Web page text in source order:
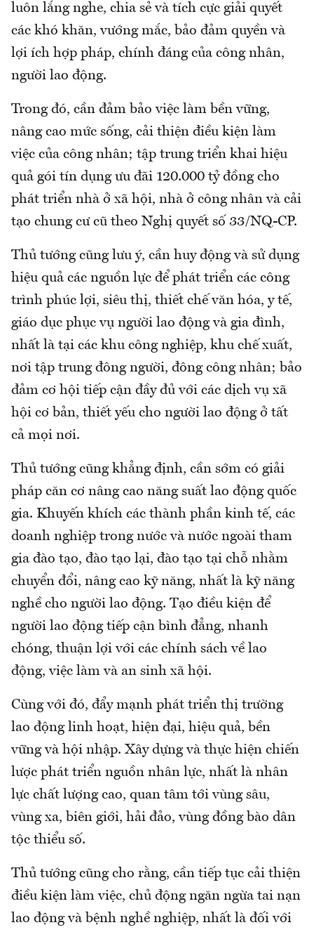
luôn lắng nghe, chia sẻ và tích cực giải quyết
các khó khăn, vướng mắc, bảo đảm quyền và
lợi ích hợp pháp, chính đáng của công nhân,
người lao động.
Trong đó, cần đảm bảo việc làm bền vững,
nâng cao mức sống, cải thiện điều kiện làm
việc của công nhân; tập trung triển khai hiệu
quả gói tín dụng ưu đãi 120.000 tỷ đồng cho
phát triển nhà ở xã hội, nhà ở công nhân và cải
tạo chung cư cũ theo Nghị quyết số 33/NQ-CP.
Thủ tướng cũng lưu ý, cần huy động và sử dụng
hiệu quả các nguồn lực để phát triển các công
trình phúc lợi, siêu thị, thiết chế văn hóa, y tế,
giáo dục phục vụ người lao động và gia đình,
nhất là tại các khu công nghiệp, khu chế xuất,
nơi tập trung đông người, đông công nhân; bảo
đảm cơ hội tiếp cận đầy đủ với các dịch vụ xã
hội cơ bản, thiết yếu cho người lao động ở tất
cả mọi nơi.
Thủ tướng cũng khẳng định, cần sớm có giải
pháp căn cơ nâng cao năng suất lao động quốc
gia. Khuyến khích các thành phần kinh tế, các
doanh nghiệp trong nước và nước ngoài tham
gia đào tạo, đào tạo lại, đào tạo tại chỗ nhằm
chuyển đổi, nâng cao kỹ năng, nhất là kỹ năng
nghề cho người lao động. Tạo điều kiện để
người lao động tiếp cận bình đẳng, nhanh
chóng, thuận lợi với các chính sách về lao
động, việc làm và an sinh xã hội.
Cùng với đó, đẩy mạnh phát triển thị trường
lao động linh hoạt, hiện đại, hiệu quả, bền
vững và hội nhập. Xây dựng và thực hiện chiến
lược phát triển nguồn nhân lực, nhất là nhân
lực chất lượng cao, quan tâm tới vùng sâu,
vùng xa, biên giới, hải đảo, vùng đồng bào dân
tộc thiểu số.
Thủ tướng cũng cho rằng, cần tiếp tục cải thiện
điều kiện làm việc, chủ động ngăn ngừa tai nạn
lao động và bệnh nghề nghiệp, nhất là đối với